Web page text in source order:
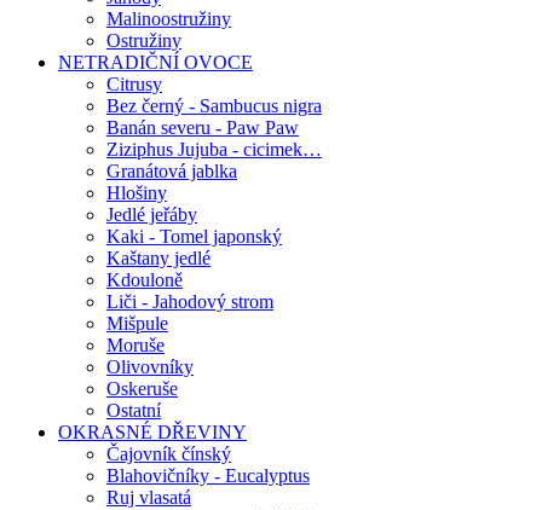
Malinoostružiny
Ostružiny
NETRADIČNÍ OVOCE
Citrusy
Bez černý - Sambucus nigra
Banán severu - Paw Paw
Ziziphus Jujuba - cicimek…
Granátová jablka
Hlošiny
Jedlé jeřáby
Kaki - Tomel japonský
Kaštany jedlé
Kdouloně
Liči - Jahodový strom
Mišpule
Moruše
Olivovníky
Oskeruše
Ostatní
OKRASNÉ DŘEVINY
Čajovník čínský
Blahovičníky - Eucalyptus
Ruj vlasatá